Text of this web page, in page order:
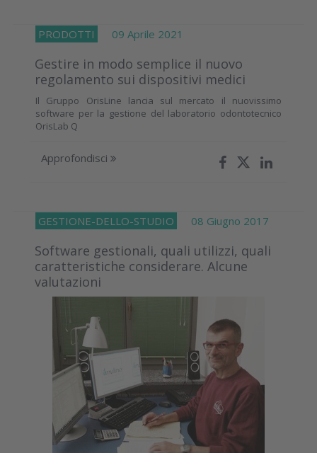
PRODOTTI 09 Aprile 2021
Gestire in modo semplice il nuovo
regolamento sui dispositivi medici
Il Gruppo OrisLine lancia sul mercato il nuovissimo
software per la gestione del laboratorio odontotecnico
OrisLab Q
Approfondisci
GESTIONE-DELLO-STUDIO 08 Giugno 2017
Software gestionali, quali utilizzi, quali
caratteristiche considerare. Alcune
valutazioni